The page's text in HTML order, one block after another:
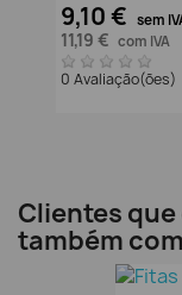
9,10 € sem
11,19 € com IVA
0 Avaliação(ões)
Clientes
também